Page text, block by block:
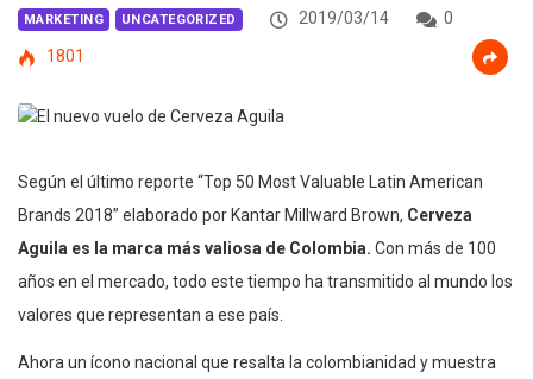
MARKETING UNCATEGORIZED 2019/03/14
0
1801
Según el último reporte “Top 50 Most Valuable Latin American
Brands 2018” elaborado por Kantar Millward Brown, Cerveza
Aguila es la marca más valiosa de Colombia. Con más de 100
años en el mercado, todo este tiempo ha transmitido al mundo los
valores que representan a ese país.
Ahora un ícono nacional que resalta la colombianidad y muestra